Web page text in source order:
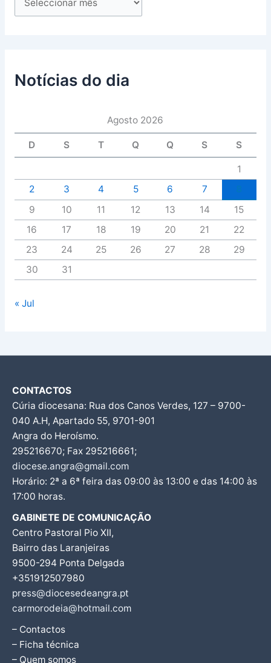
Notícias do dia
Agosto 2026
D S T Q Q S S
1
2
3 4 5 6 7
9
10 11 12 13 14
15
16
17 18 19 20 21
22
23
24 25 26 27 28
29
30
31
« Jul
CONTACTOS
Cúria diocesana: Rua dos Canos Verdes, 127 – 9700-
040 A.H, Apartado 55, 9701-901
Angra do Heroísmo.
295216670; Fax 295216661;
diocese.angra@gmail.com
Horário: 2ª a 6ª feira das 09:00 às 13:00 e das 14:00 às
17:00 horas.
GABINETE DE COMUNICAÇÃO
Centro Pastoral Pio XII,
Bairro das Laranjeiras
9500-294 Ponta Delgada
+351912507980
press@diocesedeangra.pt
carmorodeia@hotmail.com
– Contactos
– Ficha técnica
– Quem somos